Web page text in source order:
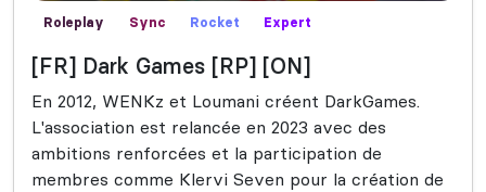
Roleplay Sync Rocket Expert
[FR] Dark Games [RP] [ON]
En 2012, WENKz et Loumani créent DarkGames.
L'association est relancée en 2023 avec des
ambitions renforcées et la participation de
membres comme Klervi Seven pour la création de